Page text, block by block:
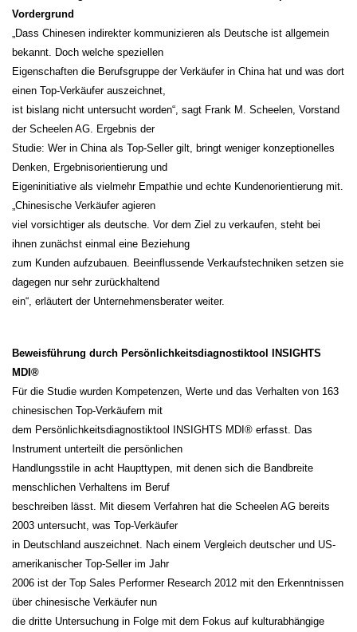
Vordergrund
„Dass Chinesen indirekter kommunizieren als Deutsche ist allgemein
bekannt. Doch welche speziellen
Eigenschaften die Berufsgruppe der Verkäufer in China hat und was dort
einen Top-Verkäufer auszeichnet,
ist bislang nicht untersucht worden“, sagt Frank M. Scheelen, Vorstand
der Scheelen AG. Ergebnis der
Studie: Wer in China als Top-Seller gilt, bringt weniger konzeptionelles
Denken, Ergebnisorientierung und
Eigeninitiative als vielmehr Empathie und echte Kundenorientierung mit.
„Chinesische Verkäufer agieren
viel vorsichtiger als deutsche. Vor dem Ziel zu verkaufen, steht bei
ihnen zunächst einmal eine Beziehung
zum Kunden aufzubauen. Beeinflussende Verkaufstechniken setzen sie
dagegen nur sehr zurückhaltend
ein“, erläutert der Unternehmensberater weiter.
Beweisführung durch Persönlichkeitsdiagnostiktool INSIGHTS
MDI®
Für die Studie wurden Kompetenzen, Werte und das Verhalten von 163
chinesischen Top-Verkäufern mit
dem Persönlichkeitsdiagnostiktool INSIGHTS MDI® erfasst. Das
Instrument unterteilt die persönlichen
Handlungsstile in acht Haupttypen, mit denen sich die Bandbreite
menschlichen Verhaltens im Beruf
beschreiben lässt. Mit diesem Verfahren hat die Scheelen AG bereits
2003 untersucht, was Top-Verkäufer
in Deutschland auszeichnet. Nach einem Vergleich deutscher und US-
amerikanischer Top-Seller im Jahr
2006 ist der Top Sales Performer Research 2012 mit den Erkenntnissen
über chinesische Verkäufer nun
die dritte Untersuchung in Folge mit dem Fokus auf kulturabhängige